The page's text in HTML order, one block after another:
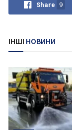
Share 9
ІНШІ НОВИНИ